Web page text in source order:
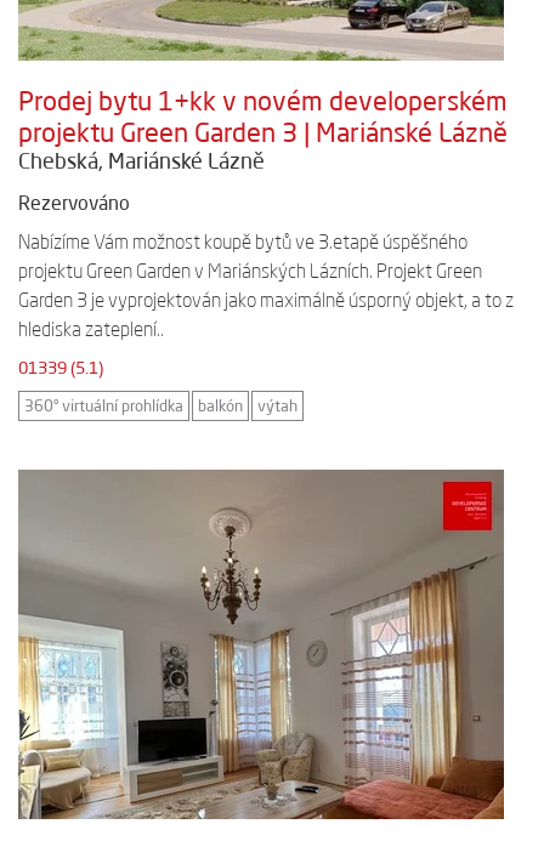
Prodej bytu 1+kk v novém developerském
projektu Green Garden 3 | Mariánské Lázně
Chebská, Mariánské Lázně
Rezervováno
Nabízíme Vám možnost koupě bytů ve 3.etapě úspěšného
projektu Green Garden v Mariánských Lázních. Projekt Green
Garden 3 je vyprojektován jako maximálně úsporný objekt, a to z
hlediska zateplení..
01339 (5.1)
360° virtuální prohlídka balkón výtah